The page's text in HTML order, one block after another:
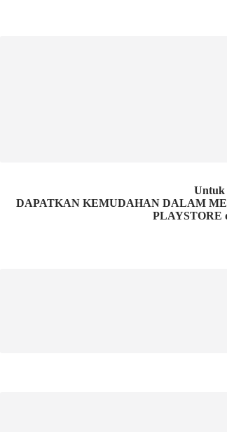
Untuk
DAPATKAN KEMUDAHAN DALAM
PLAYSTORE